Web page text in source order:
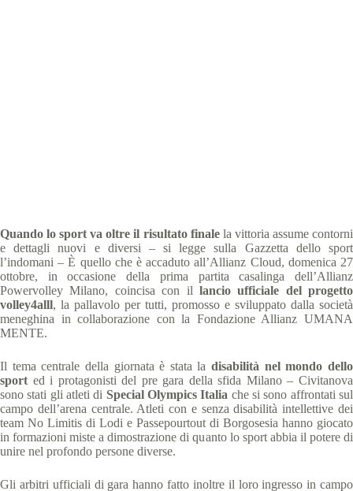
Quando lo sport va oltre il risultato finalela vittoria assume contorni
e dettagli nuovi e diversi – si legge sulla Gazzetta dello sport
l’indomani – È quello che è accaduto all’Allianz Cloud, domenica 27
ottobre, in occasione della prima partita casalinga dell’Allianz
Powervolley Milano, coincisa con il lancio ufficiale del progetto
volley4alll, la pallavolo per tutti, promosso e sviluppato dalla società
meneghina in collaborazione con la Fondazione Allianz UMANA
MENTE.
Il tema centrale della giornata è stata ladisabilità nel mondo dello
sport ed i protagonisti del pre gara della sfida Milano – Civitanova
sono stati gli atleti di Special Olympics Italia che si sono affrontati sul
campo dell’arena centrale. Atleti con e senza disabilità intellettive dei
team No Limitis di Lodi e Passepourtout di Borgosesia hanno giocato
in formazioni miste a dimostrazione di quanto lo sport abbia il potere di
unire nel profondo persone diverse.
Gli arbitri ufficiali di gara hanno fatto inoltre il loro ingresso in campo